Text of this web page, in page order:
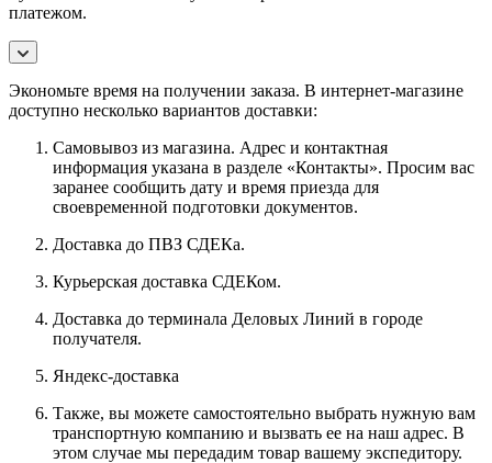
платежом.
Экономьте время на получении заказа. В интернет-магазине
доступно несколько вариантов доставки:
Самовывоз из магазина. Адрес и контактная
информация указана в разделе «Контакты». Просим вас
заранее сообщить дату и время приезда для
своевременной подготовки документов.
Доставка до ПВЗ СДЕКа.
Курьерская доставка СДЕКом.
Доставка до терминала Деловых Линий в городе
получателя.
Яндекс-доставка
Также, вы можете самостоятельно выбрать нужную вам
транспортную компанию и вызвать ее на наш адрес. В
этом случае мы передадим товар вашему экспедитору.